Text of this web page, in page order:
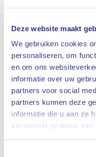
Deze website maakt
We gebruiken cookies
personaliseren, om
en om ons
informatie over uw
partners voor social
partners kunnen deze
informatie die u aan ze
verzameld op basis van